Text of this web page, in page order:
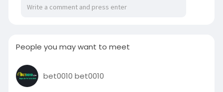
People you may want to meet
bet0010 bet0010